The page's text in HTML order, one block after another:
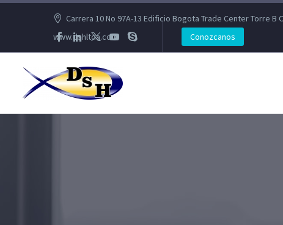
Carrera 10 No 97A-13 Edificio Bogota Trade Center Torre B
www.dshltda.com
Conozcanos